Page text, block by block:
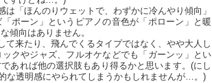
は「ほんのりウェットで、わずかに冷んやり傾向」
ポーン」というピアノの音色が「ポローン」と暖
傾向はありません。
て来たり、飛んでくるタイプではなく、やや大人し
クやジャズ、フルオケなどでも「ガーンッ」とい
あれば他の選択肢もあり得るかと思います。(にし
な透明感にやられてしまうかもしれませんが…。)